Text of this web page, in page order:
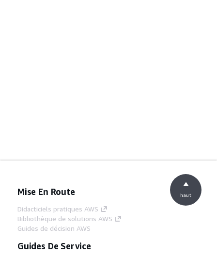
Mise En Route
Didacticiels pratiques AWS
Bibliothèque de solutions AWS
Guides de décision AWS
Guides De Service
haut